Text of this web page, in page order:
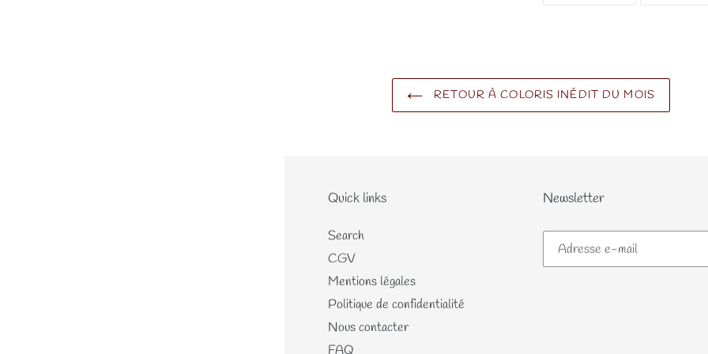
RETOUR À COLORIS INÉDIT DU MOIS
Quick links
Search
CGV
Mentions légales
Politique de confidentialité
Nous contacter
Newsletter